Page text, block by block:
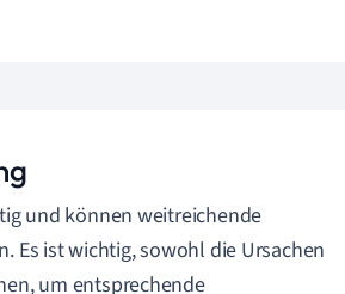
und können weitreichende
Es ist wichtig, sowohl die Ursachen
um entsprechende